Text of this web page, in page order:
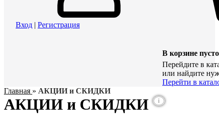
Вход | Регистрация
В корзине пусто
Перейдите в
или найдите
Перейти в
Главная » АКЦИИ и СКИДКИ
АКЦИИ и СКИДКИ i